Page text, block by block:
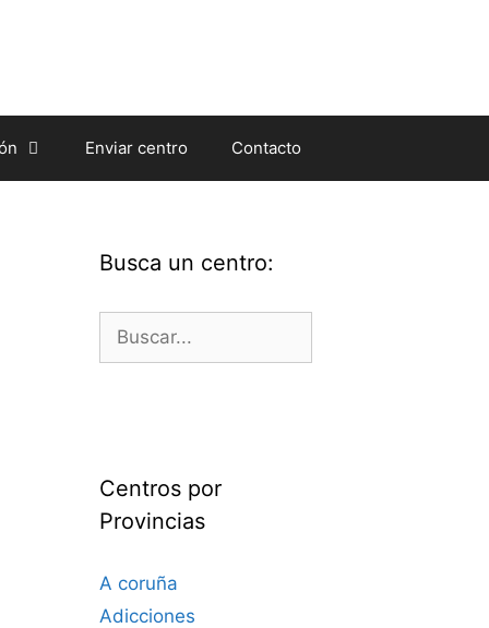
Enviar centro Contacto
Busca un centro:
Centros por
Provincias
A coruña
Adicciones